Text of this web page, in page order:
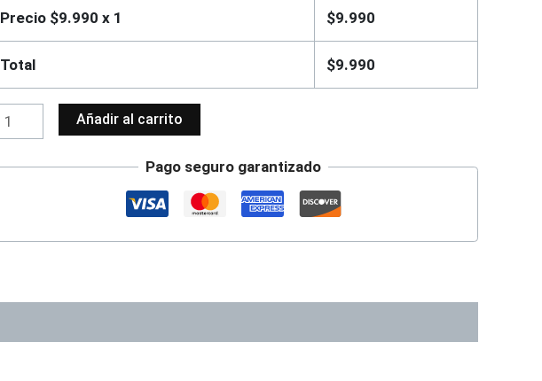
Precio $9.990 x 1 $9.990
Total $9.990
Añadir al carrito
Pago seguro garantizado